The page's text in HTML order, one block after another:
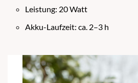
Leistung: 20 Watt
Akku-Laufzeit: ca. 2–3 h